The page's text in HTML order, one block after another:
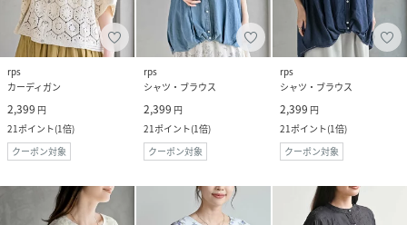
rps
カーディガン
2,399 円
21ポイント(1倍)
クーポン対象
rps
シャツ・ブラウス
2,399 円
21ポイント(1倍)
クーポン対象
rps
シャツ・ブラウス
2,399 円
21ポイント(1倍)
クーポン対象